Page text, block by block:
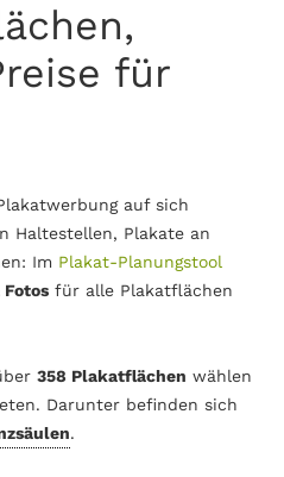
für
auf sich
Haltestellen, Plakate an
Im Plakat-Planungstool
Fotos für alle Plakatflächen
358 Plakatflächen wählen
Darunter befinden sich
.